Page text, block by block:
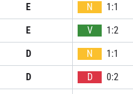
E N 1:1
E V 1:2
D N 1:1
D D 0:2